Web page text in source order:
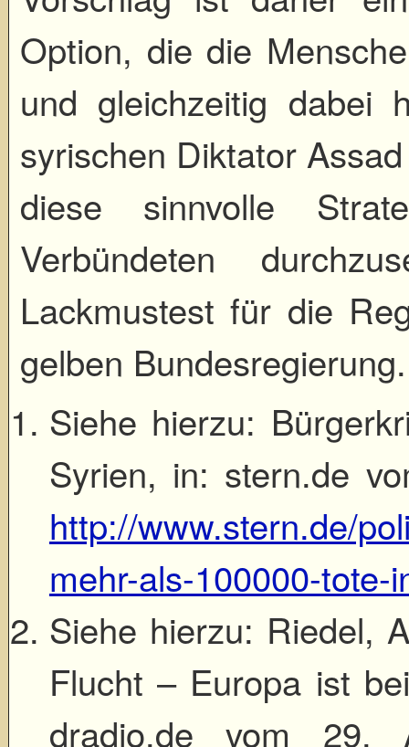
Option, die die
und gleichzeitig dabei
syrischen Diktator
diese sinnvolle
Verbündeten
Lackmustest für die
gelben Bundesregierung.
Siehe hierzu:
Syrien, in: stern.de
http://www.stern.de/
mehr-als-100000-
Siehe hierzu: Riedel,
Flucht – Europa ist
dradio.de vom 29.